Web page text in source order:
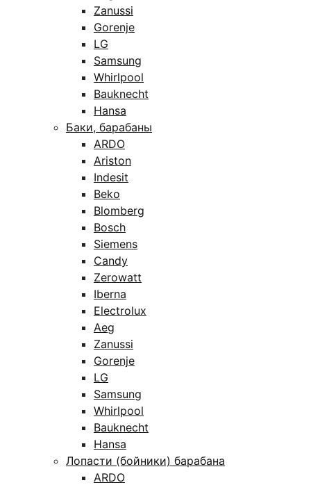
Zanussi
Gorenje
LG
Samsung
Whirlpool
Bauknecht
Hansa
Баки, барабаны
ARDO
Ariston
Indesit
Beko
Blomberg
Bosch
Siemens
Candy
Zerowatt
Iberna
Electrolux
Aeg
Zanussi
Gorenje
LG
Samsung
Whirlpool
Bauknecht
Hansa
Лопасти (бойники) барабана
ARDO